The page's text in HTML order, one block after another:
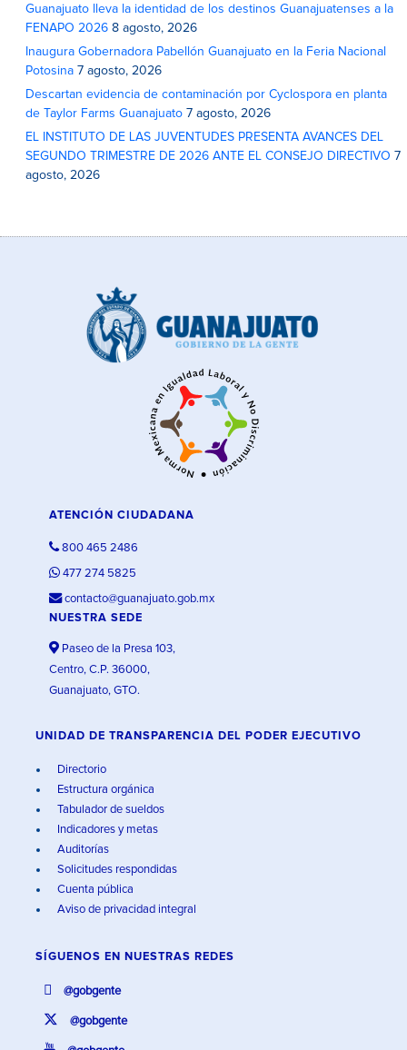
Guanajuato lleva la identidad de los destinos Guanajuatenses a la
FENAPO 2026 8 agosto, 2026
Inaugura Gobernadora Pabellón Guanajuato en la Feria Nacional
Potosina 7 agosto, 2026
Descartan evidencia de contaminación por Cyclospora en planta
de Taylor Farms Guanajuato 7 agosto, 2026
EL INSTITUTO DE LAS JUVENTUDES PRESENTA AVANCES DEL
SEGUNDO TRIMESTRE DE 2026 ANTE EL CONSEJO DIRECTIVO 7
agosto, 2026
ATENCIÓN CIUDADANA
800 465 2486
477 274 5825
contacto@guanajuato.gob.mx
NUESTRA SEDE
Paseo de la Presa 103,
Centro, C.P. 36000,
Guanajuato, GTO.
UNIDAD DE TRANSPARENCIA DEL PODER EJECUTIVO
Directorio
Estructura orgánica
Tabulador de sueldos
Indicadores y metas
Auditorías
Solicitudes respondidas
Cuenta pública
Aviso de privacidad integral
SÍGUENOS EN NUESTRAS REDES
@gobgente
@gobgente